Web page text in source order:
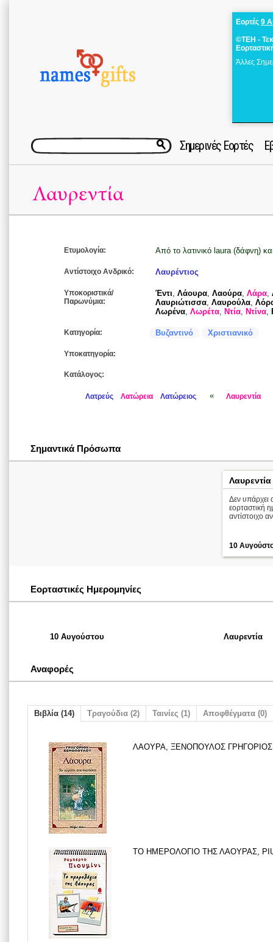
Εορτές 9
©ΤΕΗ -
Άλλες
Σημερινές Εορτές
Λαυρεντία
Ετυμολογία: Από το λατινικό laura (δάφνη)
Αντίστοιχο Ανδρικό: Λαυρέντιος
Υποκοριστικά/
Παρωνύμια:
Έντι, Λάουρα, Λαούρα, Λάρα,
Λαυριώτισσα, Λαυρούλα,
Λωρένα, Λωρέτα, Ντία, Ντίνα,
Κατηγορία: Βυζαντινό Χριστιανικό
Υποκατηγορία:
Κατάλογος:
Λατρεύς Λατώρεια Λατώρειος « Λαυρεντία
Σημαντικά Πρόσωπα
Λαυρεντία
Δεν υπάρχει
εορταστική
αντίστοιχο
10
Εορταστικές Ημερομηνίες
10 Αυγούστου Λαυρεντία
Αναφορές
Βιβλία (14) Τραγούδια (2) Ταινίες (1) Αποφθέγματα (0)
ΛΑΟΥΡΑ, ΞΕΝΟΠΟΥΛΟΣ ΓΡΗΓΟΡΙΟΣ,
ΤΟ ΗΜΕΡΟΛΟΓΙΟ ΤΗΣ ΛΑΟΥΡΑΣ,